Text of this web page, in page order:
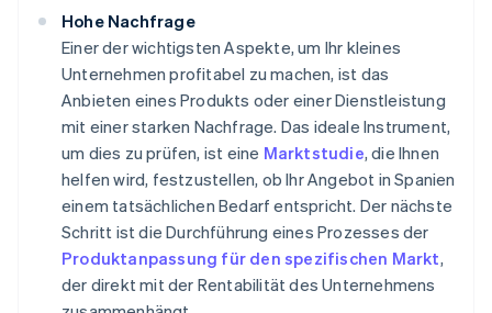
Hohe Nachfrage
Einer der wichtigsten Aspekte, um Ihr kleines
Unternehmen profitabel zu machen, ist das
Anbieten eines Produkts oder einer Dienstleistung
mit einer starken Nachfrage. Das ideale Instrument,
um dies zu prüfen, ist eine Marktstudie, die Ihnen
helfen wird, festzustellen, ob Ihr Angebot in Spanien
einem tatsächlichen Bedarf entspricht. Der nächste
Schritt ist die Durchführung eines Prozesses der
Produktanpassung für den spezifischen Markt,
der direkt mit der Rentabilität des Unternehmens